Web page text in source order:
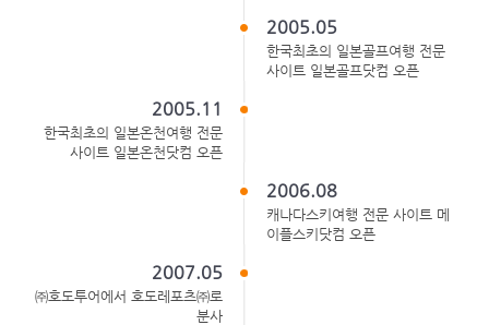
2005.05
한국최초의 일본골프여행 전문
사이트 일본골프닷컴 오픈
2005.11
한국최초의 일본온천여행 전문
사이트 일본온천닷컴 오픈
2006.08
캐나다스키여행 전문 사이트 메
이플스키닷컴 오픈
2007.05
㈜호도투어에서 호도레포츠㈜로
분사